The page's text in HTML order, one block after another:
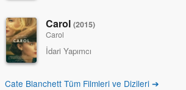
Carol(2015)
Carol
İdari Yapımcı
Cate Blanchett Tüm Filmleri ve Dizileri ➔